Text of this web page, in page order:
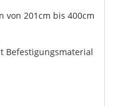
von 201cm bis 400cm
Befestigungsmaterial